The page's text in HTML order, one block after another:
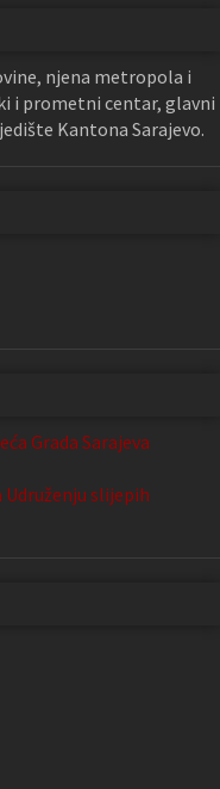
njena metropola i
i prometni centar, glavni
Kantona Sarajevo.
Grada Sarajeva
Udruženju slijepih